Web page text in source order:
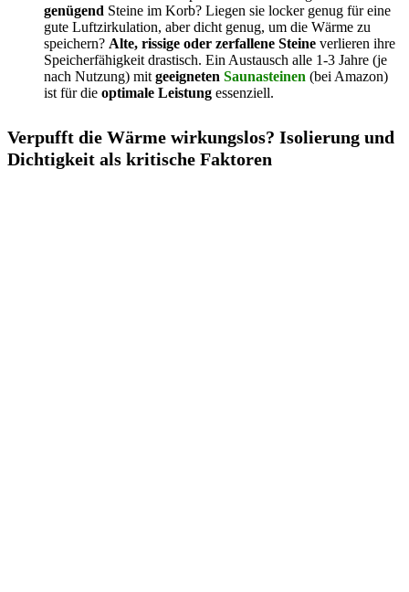
genügend Steine im Korb? Liegen sie locker genug für eine
gute Luftzirkulation, aber dicht genug, um die Wärme zu
speichern? Alte, rissige oder zerfallene Steine verlieren ihre
Speicherfähigkeit drastisch. Ein Austausch alle 1-3 Jahre (je
nach Nutzung) mit geeigneten Saunasteinen (bei Amazon)
ist für die optimale Leistung essenziell.
Verpufft die Wärme wirkungslos? Isolierung und
Dichtigkeit als kritische Faktoren